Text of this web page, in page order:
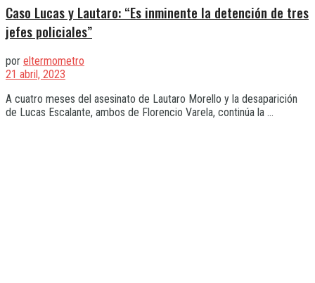
Caso Lucas y Lautaro: “Es inminente la detención de tres
jefes policiales”
por eltermometro
21 abril, 2023
A cuatro meses del asesinato de Lautaro Morello y la desaparición
de Lucas Escalante, ambos de Florencio Varela, continúa la ...